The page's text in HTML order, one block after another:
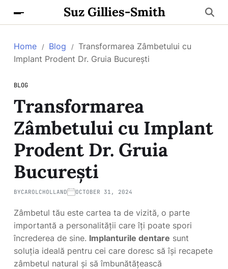
Suz Gillies-Smith
Home Blog
Transformarea Zâmbetului cu
Implant Prodent Dr. Gruia București
BLOG
Transformarea
Zâmbetului cu Implant
Prodent Dr. Gruia
București
BYCAROLCHOLLAND OCTOBER 31, 2024
Zâmbetul tău este cartea ta de vizită, o parte
importantă a personalității care îți poate spori
încrederea de sine. Implanturile dentare sunt
soluția ideală pentru cei care doresc să își recapete
zâmbetul natural și să îmbunătățească